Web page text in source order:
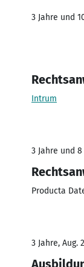
3 Jahre und
Intrum
3 Jahre und
Producta
3 Jahre, Aug.